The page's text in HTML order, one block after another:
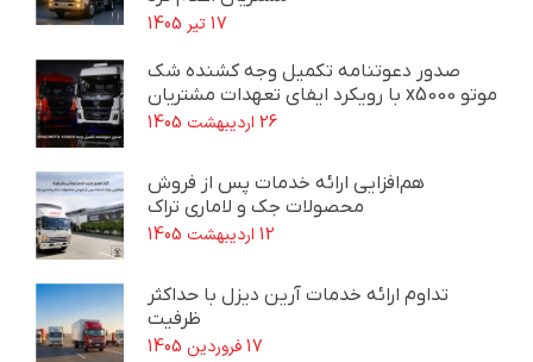
17 تیر 1405
صدور دعوتنامه تکمیل وجه کشنده شک
موتو x5000 با رویکرد ایفای تعهدات مشتریان
26 اردیبهشت 1405
هم‌افزایی ارائه خدمات پس از فروش
محصولات جک و لاماری تراک
12 اردیبهشت 1405
تداوم ارائه خدمات آرین دیزل با حداکثر
ظرفیت
17 فروردین 1405